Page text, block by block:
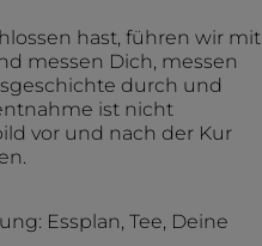
hast, führen wir mit
messen Dich, messen
durch und
ist nicht
vor und nach der Kur
Essplan, Tee, Deine